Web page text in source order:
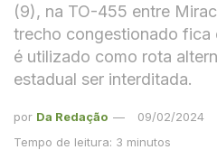
(9), na TO-455 entre
trecho congestionado fica
é utilizado como rota
estadual ser interditada.
por Da Redação
09/02/2024
Tempo de leitura: 3 minutos